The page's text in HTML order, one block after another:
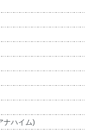
ナハイム)